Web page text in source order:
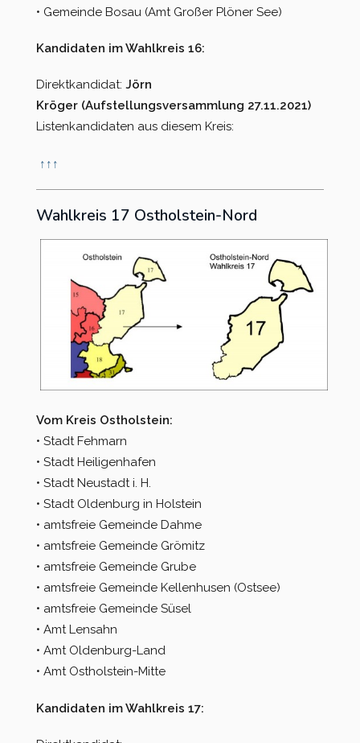
• Gemeinde Bosau (Amt Großer Plöner See)
Kandidaten im Wahlkreis 16:
Direktkandidat: Jörn
Kröger (Aufstellungsversammlung 27.11.2021)
Listenkandidaten aus diesem Kreis:
↑ ↑ ↑
Wahlkreis 17 Ostholstein-Nord
Vom Kreis Ostholstein:
• Stadt Fehmarn
• Stadt Heiligenhafen
• Stadt Neustadt i. H.
• Stadt Oldenburg in Holstein
• amtsfreie Gemeinde Dahme
• amtsfreie Gemeinde Grömitz
• amtsfreie Gemeinde Grube
• amtsfreie Gemeinde Kellenhusen (Ostsee)
• amtsfreie Gemeinde Süsel
• Amt Lensahn
• Amt Oldenburg-Land
• Amt Ostholstein-Mitte
Kandidaten im Wahlkreis 17: